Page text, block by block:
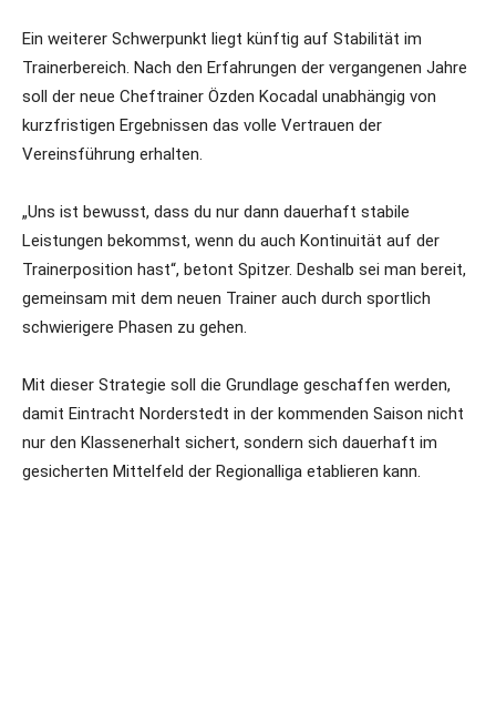
Ein weiterer Schwerpunkt liegt künftig auf Stabilität im
Trainerbereich. Nach den Erfahrungen der vergangenen Jahre
soll der neue Cheftrainer Özden Kocadal unabhängig von
kurzfristigen Ergebnissen das volle Vertrauen der
Vereinsführung erhalten.
„Uns ist bewusst, dass du nur dann dauerhaft stabile
Leistungen bekommst, wenn du auch Kontinuität auf der
Trainerposition hast“, betont Spitzer. Deshalb sei man bereit,
gemeinsam mit dem neuen Trainer auch durch sportlich
schwierigere Phasen zu gehen.
Mit dieser Strategie soll die Grundlage geschaffen werden,
damit Eintracht Norderstedt in der kommenden Saison nicht
nur den Klassenerhalt sichert, sondern sich dauerhaft im
gesicherten Mittelfeld der Regionalliga etablieren kann.